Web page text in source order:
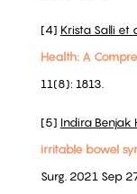
[4] Krista Salli et
Health: A
11(8): 1813.
[5] Indira Benjak
irritable bowel
Surg. 2021 Sep